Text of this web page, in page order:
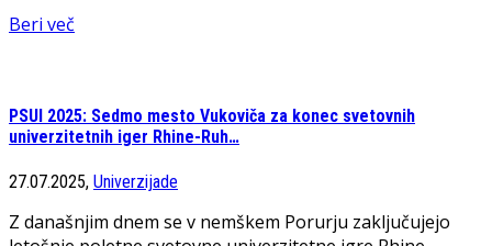
Beri več
PSUI 2025: Sedmo mesto Vukoviča za konec svetovnih
univerzitetnih iger Rhine-Ruh…
27.07.2025, Univerzijade
Z današnjim dnem se v nemškem Porurju zaključujejo